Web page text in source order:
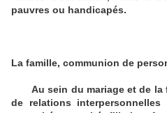
pauvres ou handicapés.
La famille, communion de
Au sein du mariage et de la
de relations